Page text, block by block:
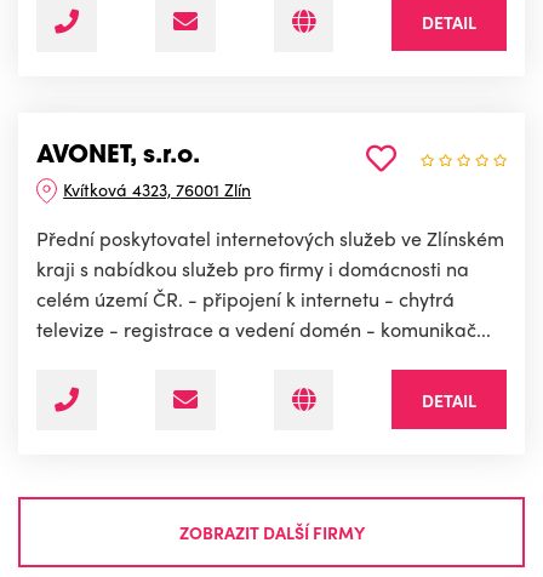
DETAIL
AVONET, s.r.o.
Kvítková 4323, 76001 Zlín
Přední poskytovatel internetových služeb ve Zlínském
kraji s nabídkou služeb pro firmy i domácnosti na
celém území ČR. - připojení k internetu - chytrá
televize - registrace a vedení domén - komunikač...
DETAIL
ZOBRAZIT DALŠÍ FIRMY